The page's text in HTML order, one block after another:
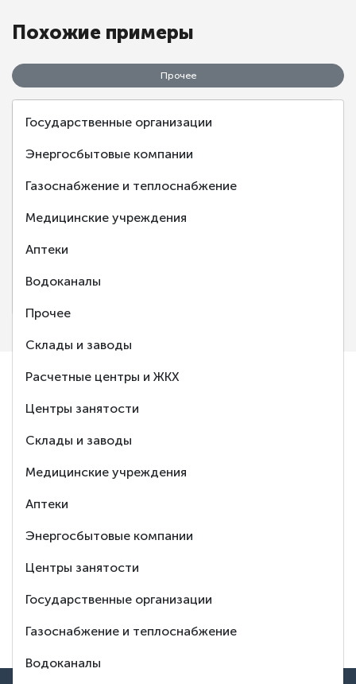
Похожие примеры
Прочее
Государственные организации
Энергосбытовые компании
Газоснабжение и теплоснабжение
Медицинские учреждения
Аптеки
Водоканалы
Прочее
Склады и заводы
Расчетные центры и ЖКХ
Центры занятости
Склады и заводы
Медицинские учреждения
Аптеки
Энергосбытовые компании
Центры занятости
Государственные организации
Газоснабжение и теплоснабжение
Водоканалы
Сервис инструментов "Инструментовоз"
‹
Ответим
на любой Ваш
вопрос
8 (495) 150-88-37
Заказать обратный звонок
Тех. поддержка